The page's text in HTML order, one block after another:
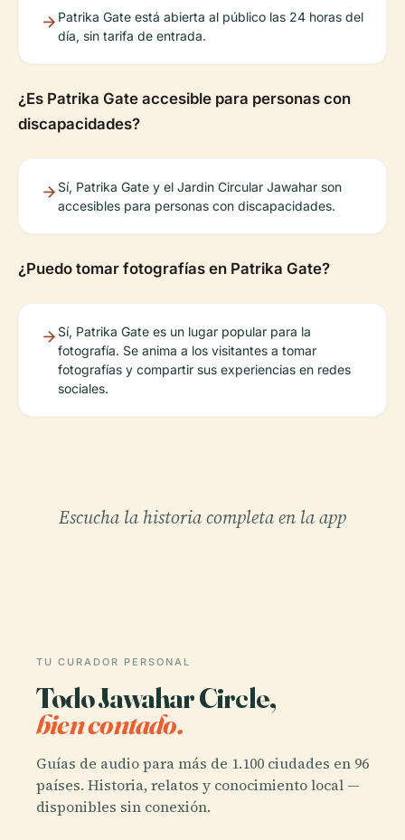
Patrika Gate está abierta al público las 24 horas del
día, sin tarifa de entrada.
¿Es Patrika Gate accesible para personas con
discapacidades?
Sí, Patrika Gate y el Jardin Circular Jawahar son
accesibles para personas con discapacidades.
¿Puedo tomar fotografías en Patrika Gate?
Sí, Patrika Gate es un lugar popular para la
fotografía. Se anima a los visitantes a tomar
fotografías y compartir sus experiencias en redes
sociales.
Escucha la historia completa en la app
TU CURADOR PERSONAL
Todo Jawahar Circle,
bien contado.
Guías de audio para más de 1.100 ciudades en 96
países. Historia, relatos y conocimiento local —
disponibles sin conexión.